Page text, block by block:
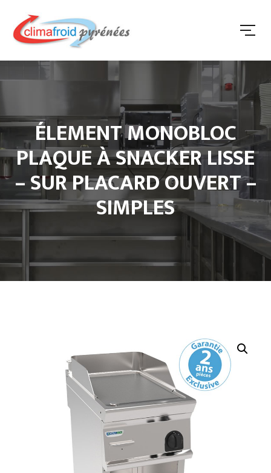
ÉLEMENT MONOBLOC
PLAQUE À SNACKER LISSE
– SUR PLACARD OUVERT –
SIMPLES